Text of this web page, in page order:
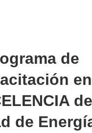
de
en
de
de